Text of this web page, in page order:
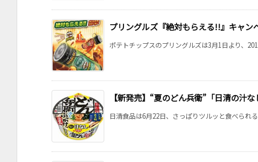
プリングルズ『絶対もらえる!!』キャン
ポテトチップスのプリングルズは3月1日より、
【新発売】“夏のどん兵衛”「日清の汁
日清食品は6月22日、さっぱりツルッと食べられ